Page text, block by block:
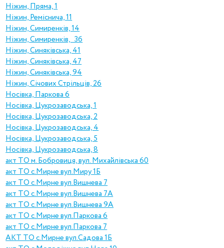
Ніжин, Пряма, 1
Ніжин, Реміснича, 11
Ніжин, Симиренків, 14
Ніжин, Симиренків, 3б
Ніжин, Синяківська, 41
Ніжин, Синяківська, 47
Ніжин, Синяківська, 94
Ніжин, Січових Стрільців, 26
Носівка, Паркова 6
Носівка, Цукрозаводська, 1
Носівка, Цукрозаводська, 2
Носівка, Цукрозаводська, 4
Носівка, Цукрозаводська, 5
Носівка, Цукрозаводська, 8
акт ТО м. Бобровиця, вул. Mихайлівська 60
акт ТО с.Mирне вул.Mиру 1Б
акт ТО с.Mирне вул.Вишнева 7
акт ТО с.Mирне вул.Вишнева 7А
акт ТО с.Mирне вул.Вишнева 9А
акт ТО с.Mирне вул.Паркова 6
акт ТО с.Mирне вул.Паркова 7
АКТ ТО с.Mирне вул.Садова 1Б